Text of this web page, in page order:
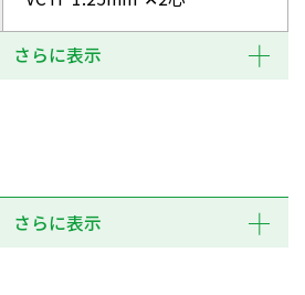
さらに表示
さらに表示